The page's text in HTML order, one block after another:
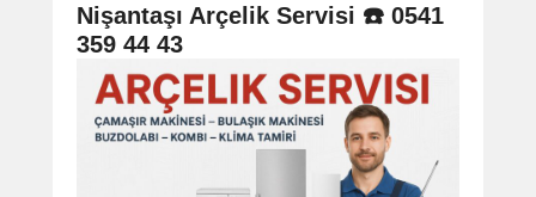
navigation
Nişantaşı Arçelik Servisi ☎️ 0541
359 44 43